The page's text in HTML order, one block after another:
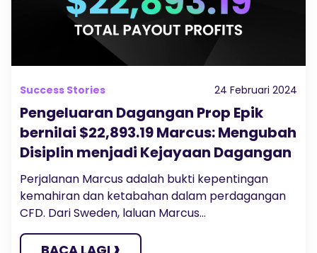
Success Stories 24 Februari 2024
Pengeluaran Dagangan Prop Epik
bernilai $22,893.19 Marcus: Mengubah
Disiplin menjadi Kejayaan Dagangan
Perjalanan Marcus adalah bukti kepentingan
kemahiran dan ketabahan dalam perdagangan
CFD. Dari Sweden, laluan Marcus...